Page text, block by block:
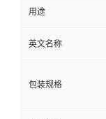
用途
英文名称
包装规格